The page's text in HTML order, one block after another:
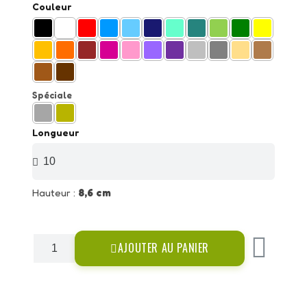
Couleur
Spéciale
Longueur
Hauteur : 8,6 cm
AJOUTER AU PANIER